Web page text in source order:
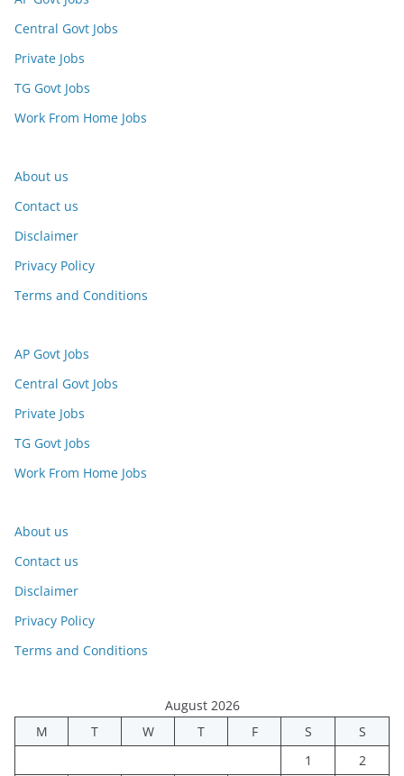
Central Govt Jobs
Private Jobs
TG Govt Jobs
Work From Home Jobs
About us
Contact us
Disclaimer
Privacy Policy
Terms and Conditions
AP Govt Jobs
Central Govt Jobs
Private Jobs
TG Govt Jobs
Work From Home Jobs
About us
Contact us
Disclaimer
Privacy Policy
Terms and Conditions
August 2026
M
T W T F S
S
1
2